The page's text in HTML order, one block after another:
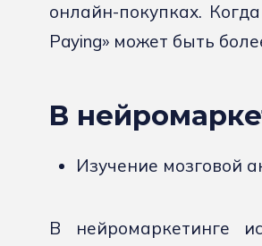
онлайн-покупках.
Paying» может быть
В
Изучение мозговой
В нейромаркетинге